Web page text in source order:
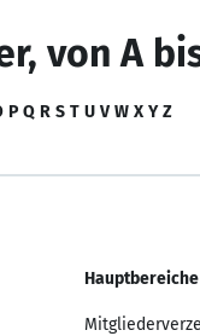
von A
P Q R S T U V W X Y Z
Hauptbereiche